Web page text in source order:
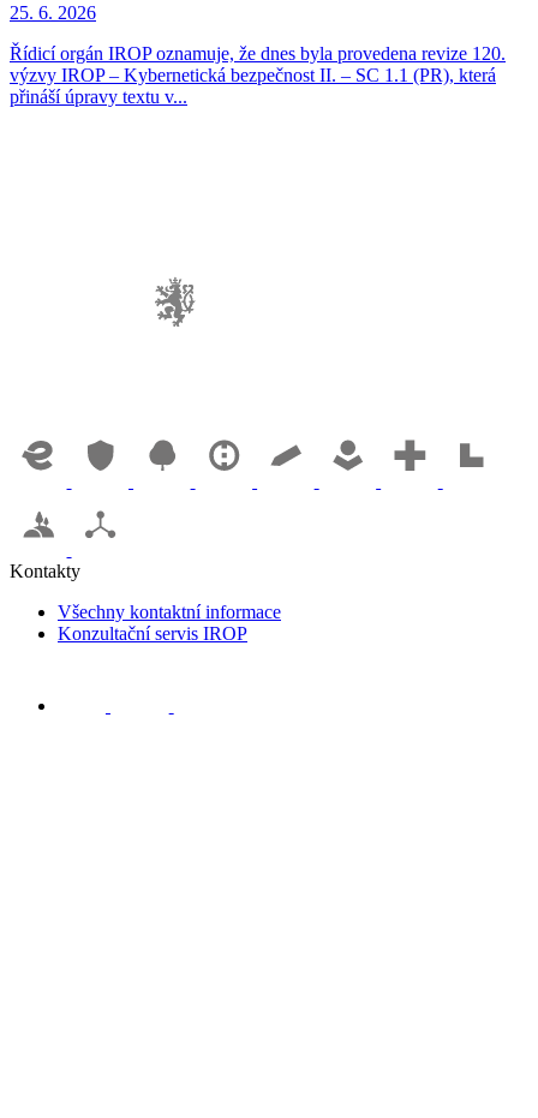
25. 6. 2026
Řídicí orgán IROP oznamuje, že dnes byla provedena revize 120.
výzvy IROP – Kybernetická bezpečnost II. – SC 1.1 (PR), která
přináší úpravy textu v...
Kontakty
Všechny kontaktní informace
Konzultační servis IROP